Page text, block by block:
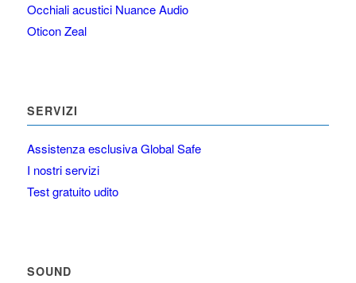
Occhiali acustici Nuance Audio
Oticon Zeal
SERVIZI
Assistenza esclusiva Global Safe
I nostri servizi
Test gratuito udito
SOUND